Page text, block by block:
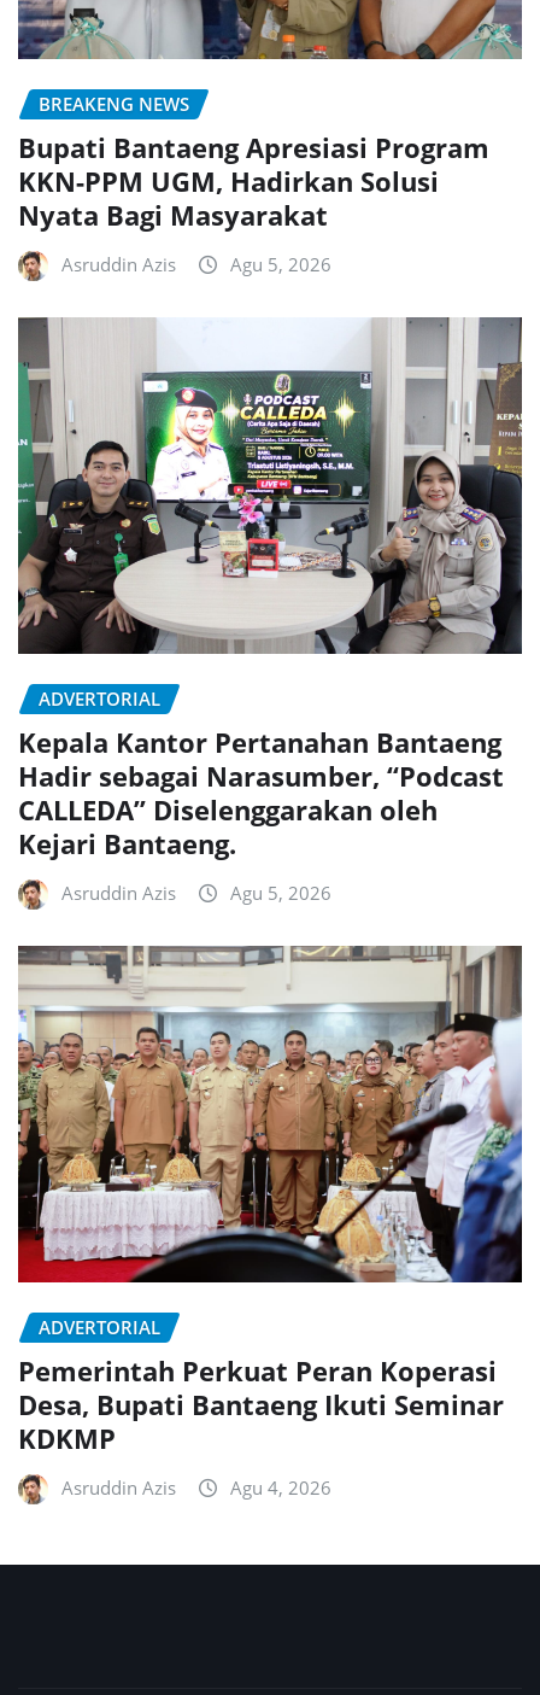
BREAKENG NEWS
Bupati Bantaeng Apresiasi Program
KKN-PPM UGM, Hadirkan Solusi
Nyata Bagi Masyarakat
Asruddin Azis Agu 5, 2026
ADVERTORIAL
Kepala Kantor Pertanahan Bantaeng
Hadir sebagai Narasumber, “Podcast
CALLEDA” Diselenggarakan oleh
Kejari Bantaeng.
Asruddin Azis Agu 5, 2026
ADVERTORIAL
Pemerintah Perkuat Peran Koperasi
Desa, Bupati Bantaeng Ikuti Seminar
KDKMP
Asruddin Azis Agu 4, 2026